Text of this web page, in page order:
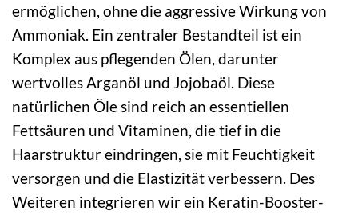
ermöglichen, ohne die aggressive Wirkung von
Ammoniak. Ein zentraler Bestandteil ist ein
Komplex aus pflegenden Ölen, darunter
wertvolles Arganöl und Jojobaöl. Diese
natürlichen Öle sind reich an essentiellen
Fettsäuren und Vitaminen, die tief in die
Haarstruktur eindringen, sie mit Feuchtigkeit
versorgen und die Elastizität verbessern. Des
Weiteren integrieren wir ein Keratin-Booster-